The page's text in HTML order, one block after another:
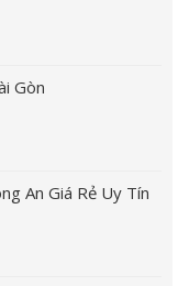
Gòn
An Giá Rẻ Uy Tín